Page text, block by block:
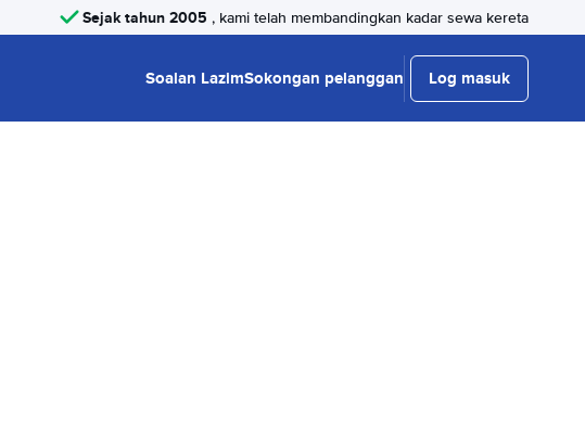
Sejak tahun 2005 , kami telah membandingkan kadar sewa kereta
Soalan LazimSokongan pelanggan Log masuk